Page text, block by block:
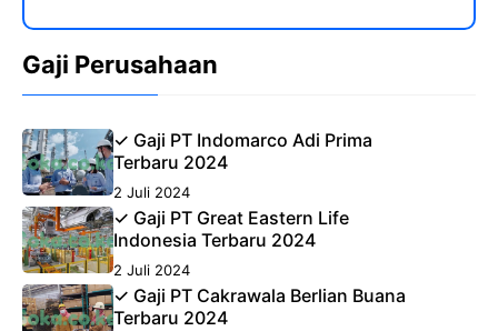
Gaji Perusahaan
✓ Gaji PT Indomarco Adi Prima
Terbaru 2024
2 Juli 2024
✓ Gaji PT Great Eastern Life
Indonesia Terbaru 2024
2 Juli 2024
✓ Gaji PT Cakrawala Berlian Buana
Terbaru 2024